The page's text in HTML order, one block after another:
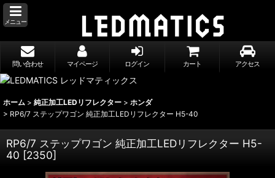
メニュー
問い合わせ マイページ ログイン カート アクセス
ホーム > 純正加工LEDリフレクター > ホンダ
> RP6/7 ステップワゴン 純正加工LEDリフレクター H5-40
RP6/7 ステップワゴン 純正加工LEDリフレクター H5-
40 [2350]